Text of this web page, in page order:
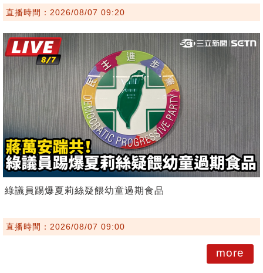
直播時間：2026/08/07 09:20
綠議員踢爆夏莉絲疑餵幼童過期食品
直播時間：2026/08/07 09:00
more